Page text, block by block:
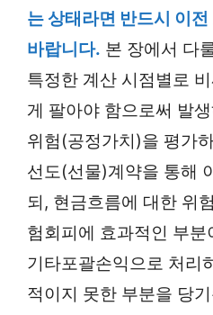
는 상태라면 반드시 이
바랍니다. 본 장에서 다
특정한 계산 시점별로
게 팔아야 함으로써 발
위험(공정가치)을 평가
선도(선물)계약을 통해
되, 현금흐름에 대한 위
험회피에 효과적인 부
기타포괄손익으로 처리
적이지 못한 부분을 당